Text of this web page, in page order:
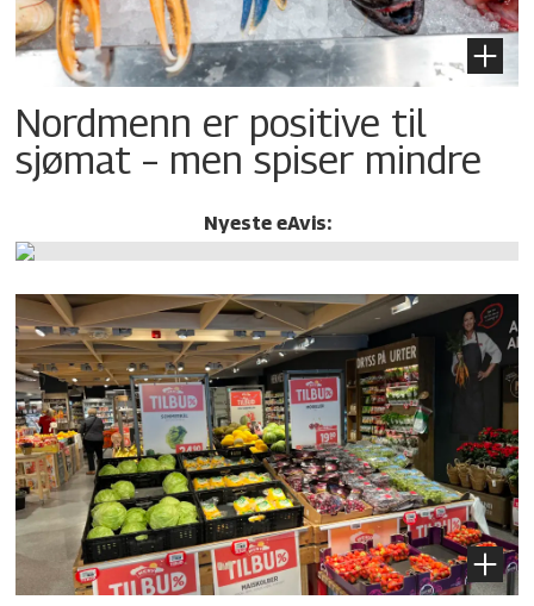
Nordmenn er positive til
sjømat – men spiser mindre
Nyeste eAvis: